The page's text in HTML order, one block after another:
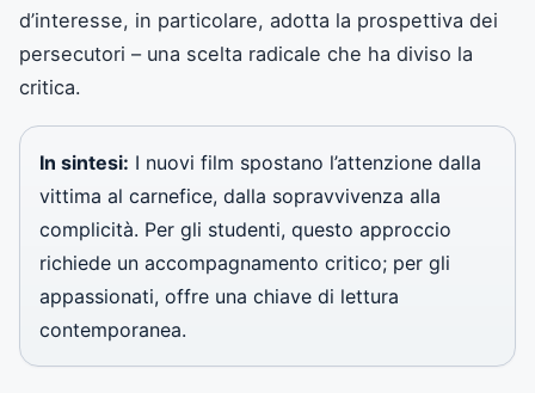
d’interesse, in particolare, adotta la prospettiva dei
persecutori – una scelta radicale che ha diviso la
critica.
In sintesi: I nuovi film spostano l’attenzione dalla
vittima al carnefice, dalla sopravvivenza alla
complicità. Per gli studenti, questo approccio
richiede un accompagnamento critico; per gli
appassionati, offre una chiave di lettura
contemporanea.